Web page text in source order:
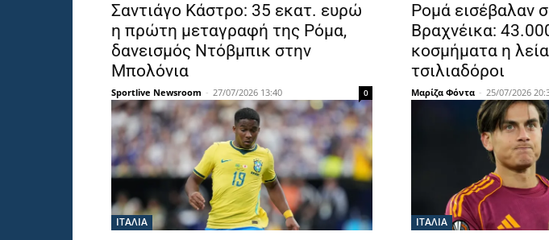
Σαντιάγο Κάστρο: 35 εκατ. ευρώ
η πρώτη μεταγραφή της Ρόμα,
δανεισμός Ντόβμπικ στην
Μπολόνια
Sportlive Newsroom - 27/07/2026 13:40 0
Ρομά εισέβαλαν
Βραχνέικα:
κοσμήματα η
τσιλιαδόροι
Μαρίζα Φόντα - 25/07/2026
ΙΤΑΛΙΑ ΙΤΑΛΙΑ